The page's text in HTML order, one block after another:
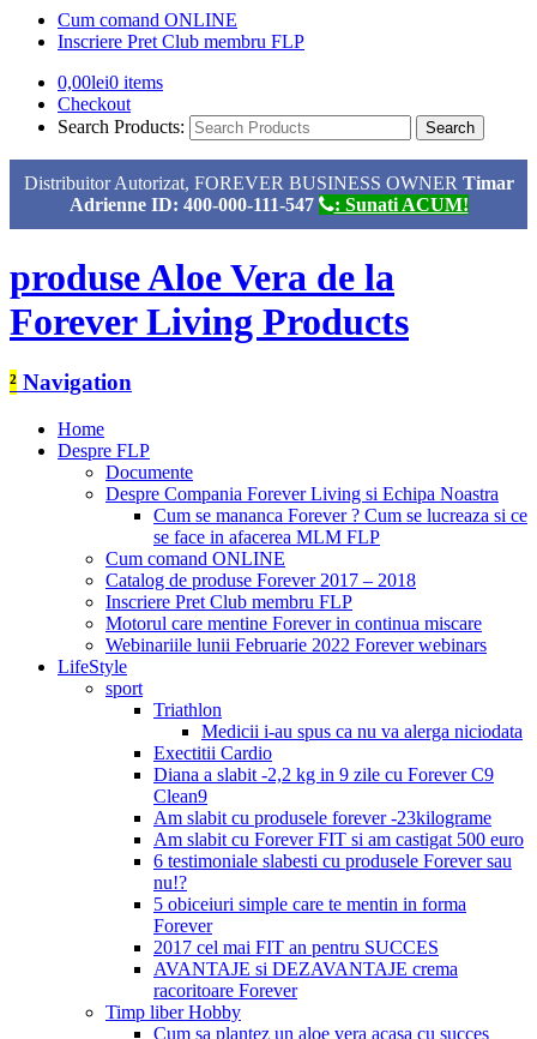
Cum comand ONLINE
Inscriere Pret Club membru FLP
0,00lei0 items
Checkout
Search Products:
Distribuitor Autorizat, FOREVER BUSINESS OWNER Timar
Adrienne ID: 400-000-111-547
: Sunati ACUM!
produse Aloe Vera de la
Forever Living Products
² Navigation
Home
Despre FLP
Documente
Despre Compania Forever Living si Echipa Noastra
Cum se mananca Forever ? Cum se lucreaza si ce
se face in afacerea MLM FLP
Cum comand ONLINE
Catalog de produse Forever 2017 – 2018
Inscriere Pret Club membru FLP
Motorul care mentine Forever in continua miscare
Webinariile lunii Februarie 2022 Forever webinars
LifeStyle
sport
Triathlon
Medicii i-au spus ca nu va alerga niciodata
Exectitii Cardio
Diana a slabit -2,2 kg in 9 zile cu Forever C9
Clean9
Am slabit cu produsele forever -23kilograme
Am slabit cu Forever FIT si am castigat 500 euro
6 testimoniale slabesti cu produsele Forever sau
nu!?
5 obiceiuri simple care te mentin in forma
Forever
2017 cel mai FIT an pentru SUCCES
AVANTAJE si DEZAVANTAJE crema
racoritoare Forever
Timp liber Hobby
Cum sa plantez un aloe vera acasa cu succes